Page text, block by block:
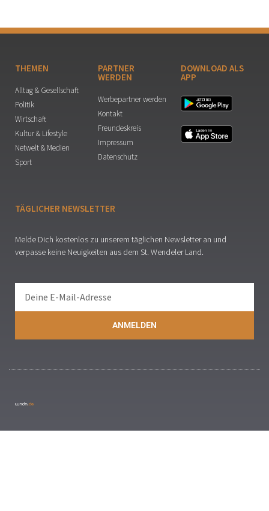
THEMEN
Alltag & Gesellschaft
Politik
Wirtschaft
Kultur & Lifestyle
Netwelt & Medien
Sport
PARTNER
WERDEN
Werbepartner werden
Kontakt
Freundeskreis
Impressum
Datenschutz
DOWNLOAD ALS
APP
TÄGLICHER NEWSLETTER
Melde Dich kostenlos zu unserem täglichen Newsletter an und
verpasse keine Neuigkeiten aus dem St. Wendeler Land.
ANMELDEN